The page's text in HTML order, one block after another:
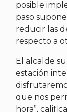
posible
paso
reducir las
respecto a
El alcalde
estación
que nos
hora”,